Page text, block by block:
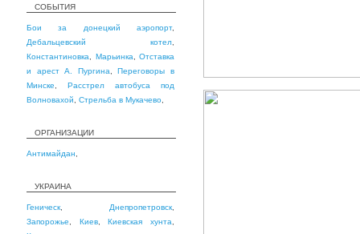
СОБЫТИЯ
Бои за донецкий аэропорт,
Дебальцевский котел
Константиновка
Марьинка
Отставка
и арест А. Пургина ,Переговоры в
Минске
Расстрел автобуса под
Волновахой
Стрельба в Мукачево
ОРГАНИЗАЦИИ
Антимайдан
УКРАИНА
Геническ Днепропетровск
Запорожье
Киев,Киевская хунта